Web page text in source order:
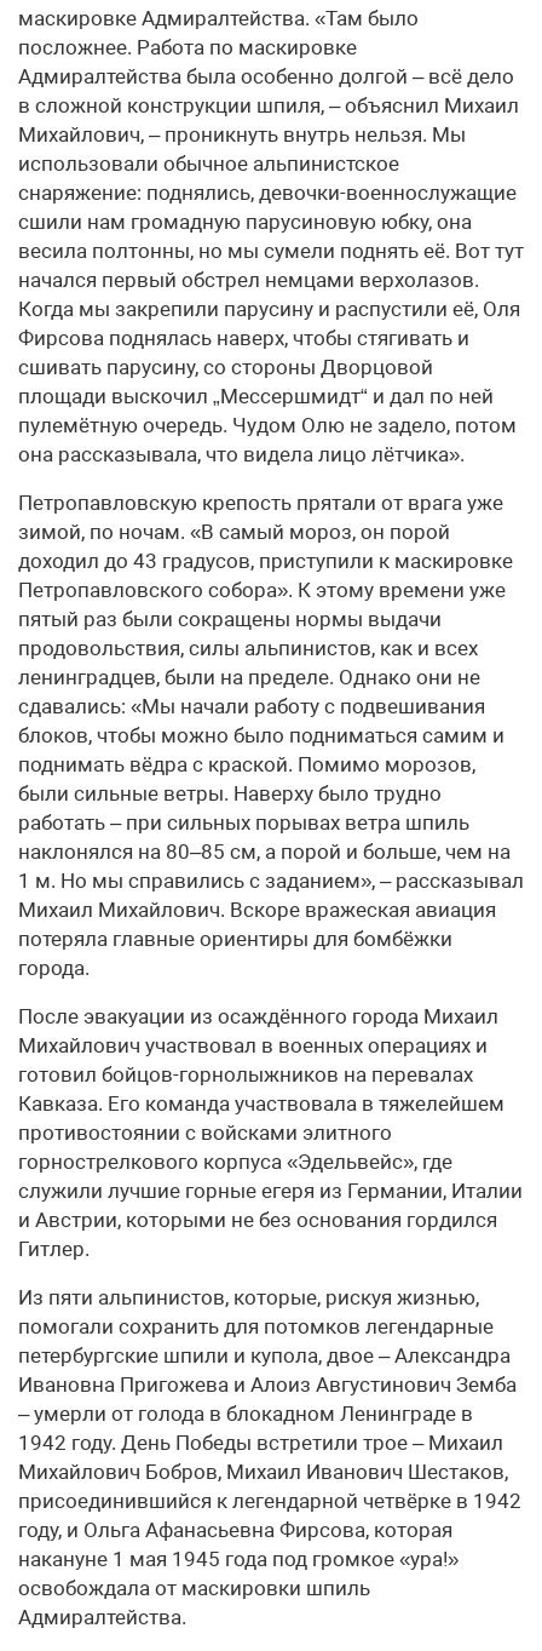
маскировке Адмиралтейства. «Там было
посложнее. Работа по маскировке
Адмиралтейства была особенно долгой – всё дело
в сложной конструкции шпиля, – объяснил Михаил
Михайлович, – проникнуть внутрь нельзя. Мы
использовали обычное альпинистское
снаряжение: поднялись, девочки-военнослужащие
сшили нам громадную парусиновую юбку, она
весила полтонны, но мы сумели поднять её. Вот тут
начался первый обстрел немцами верхолазов.
Когда мы закрепили парусину и распустили её, Оля
Фирсова поднялась наверх, чтобы стягивать и
сшивать парусину, со стороны Дворцовой
площади выскочил „Мессершмидт“ и дал по ней
пулемётную очередь. Чудом Олю не задело, потом
она рассказывала, что видела лицо лётчика».
Петропавловскую крепость прятали от врага уже
зимой, по ночам. «В самый мороз, он порой
доходил до 43 градусов, приступили к маскировке
Петропавловского собора». К этому времени уже
пятый раз были сокращены нормы выдачи
продовольствия, силы альпинистов, как и всех
ленинградцев, были на пределе. Однако они не
сдавались: «Мы начали работу с подвешивания
блоков, чтобы можно было подниматься самим и
поднимать вёдра с краской. Помимо морозов,
были сильные ветры. Наверху было трудно
работать – при сильных порывах ветра шпиль
наклонялся на 80–85 см, а порой и больше, чем на
1 м. Но мы справились с заданием», – рассказывал
Михаил Михайлович. Вскоре вражеская авиация
потеряла главные ориентиры для бомбёжки
города.
После эвакуации из осаждённого города Михаил
Михайлович участвовал в военных операциях и
готовил бойцов-горнолыжников на перевалах
Кавказа. Его команда участвовала в тяжелейшем
противостоянии с войсками элитного
горнострелкового корпуса «Эдельвейс», где
служили лучшие горные егеря из Германии, Италии
и Австрии, которыми не без основания гордился
Гитлер.
Из пяти альпинистов, которые, рискуя жизнью,
помогали сохранить для потомков легендарные
петербургские шпили и купола, двое – Александра
Ивановна Пригожева и Алоиз Августинович Земба
– умерли от голода в блокадном Ленинграде в
1942 году. День Победы встретили трое – Михаил
Михайлович Бобров, Михаил Иванович Шестаков,
присоединившийся к легендарной четвёрке в 1942
году, и Ольга Афанасьевна Фирсова, которая
накануне 1 мая 1945 года под громкое «ура!»
освобождала от маскировки шпиль
Адмиралтейства.